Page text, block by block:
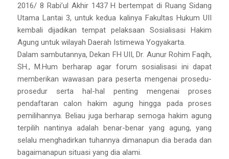
2016/ 8 Rabi’ul Akhir 1437 H bertempat di Ruang Sidang
Utama Lantai 3, untuk kedua kalinya Fakultas Hukum UII
kembali dijadikan tempat pelaksaan Sosialisasi Hakim
Agung untuk wilayah Daerah Istimewa Yogyakarta.
Dalam sambutannya, Dekan FH UII, Dr. Aunur Rohim Faqih,
SH., M.Hum berharap agar forum sosialisasi ini dapat
memberikan wawasan para peserta mengenai prosedu-
prosedur serta hal-hal penting mengenai proses
pendaftaran calon hakim agung hingga pada proses
pemilihannya. Beliau juga berharap semoga hakim agung
terpilih nantinya adalah benar-benar yang agung, yang
selalu menghadirkan tuhannya dimanapun dia berada dan
bagaimanapun situasi yang dia alami.